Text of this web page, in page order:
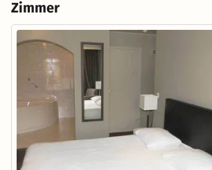
Zimmer